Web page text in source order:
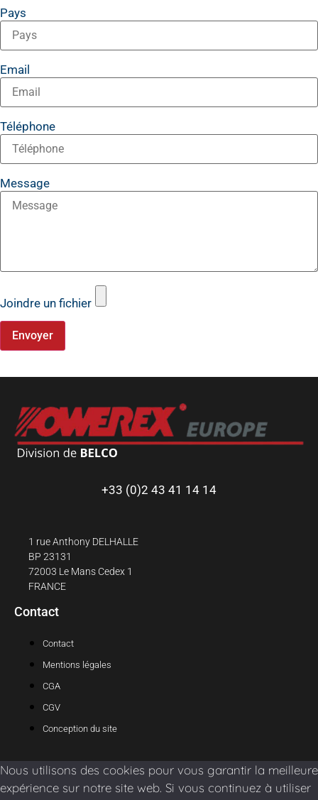
Pays
Email
Téléphone
Message
Joindre un fichier
Envoyer
+33 (0)2 43 41 14 14
1 rue Anthony DELHALLE
BP 23131
72003 Le Mans Cedex 1
FRANCE
Contact
Contact
Mentions légales
CGA
CGV
Conception du site
Nous utilisons des cookies pour vous garantir la meilleure
expérience sur notre site web. Si vous continuez à utiliser